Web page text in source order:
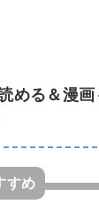
める＆漫
すめ